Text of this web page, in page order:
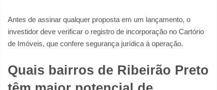
Antes de assinar qualquer proposta em um lançamento, o
investidor deve verificar o registro de incorporação no Cartório
de Imóveis, que confere segurança jurídica à operação.
Quais bairros de Ribeirão Preto